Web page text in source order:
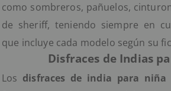
como sombreros, pañuelos,
de sheriff, teniendo siempre en
que incluye cada modelo según su
Disfraces de Indias
Los disfraces de india para niña